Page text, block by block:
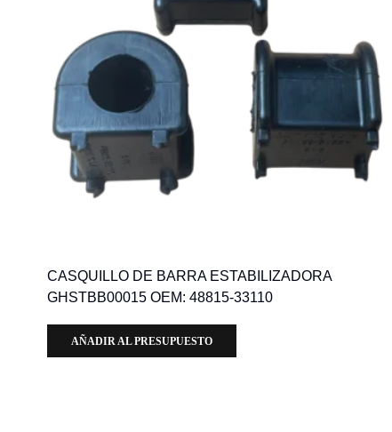
CASQUILLO DE BARRA ESTABILIZADORA
GHSTBB00015 OEM: 48815-33110
AÑADIR AL PRESUPUESTO